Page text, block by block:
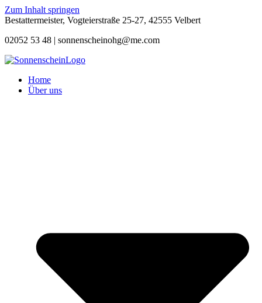
Zum Inhalt springen
Bestattermeister, Vogteierstraße 25-27, 42555 Velbert
02052 53 48 | sonnenscheinohg@me.com
Home
Über uns